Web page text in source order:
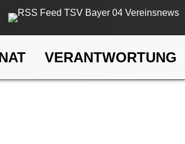
VERANTWORTUNG